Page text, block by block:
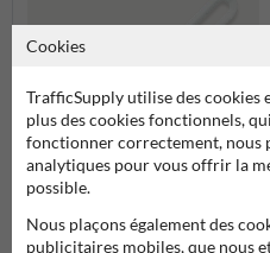
Chaîne en plastique
rouge/blanche – 30m
Cookies
TrafficSupply utilise des cookies
plus des cookies fonctionnels,
fonctionner correctement, nous
analytiques pour vous offrir la
possible.
Nous plaçons également des
publicitaires mobiles, que nous